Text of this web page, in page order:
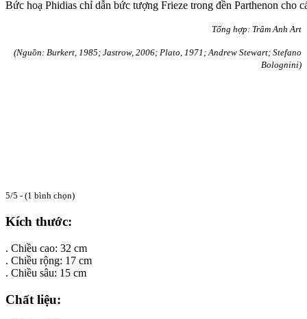
Bức hoạ Phidias chỉ dẫn bức tượng Frieze trong đền Parthenon cho
Tổng hợp: Trâm Anh Art
(Nguồn: Burkert, 1985; Jastrow, 2006; Plato, 1971;Andrew Stewart; Stefano
Bolognini)
5/5 - (1 bình chọn)
Kích thước:
. Chiều cao: 32 cm
. Chiều rộng: 17 cm
. Chiều sâu: 15 cm
Chất liệu: